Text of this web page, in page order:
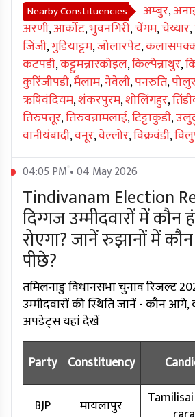
Nearby Constituencies अम्बुर,
अरणी,आर्कोट,भुवनगिरी,चेंगम,चेय्यार,
जिंजी,गुडियाट्टम,जोलारपेट,
कटपडी,कट्टुमन्नारकोइल,किल्पेन्नाथुर,
कुरिंजीपडी,मैलाम,नेवेली,पनरुति,
ऋषिवंदियम,शंकरपुरम,शोलिंगहुर,
तिरुपत्तूर,तिरुवन्नामलाई,टिट्टाकुडी,
वानीयंबादी,वनूर,वेल्लोर,विक्रवंडी,
04:05 PM • 04 May 2026
Tindivanam Election
दिग्गज उम्मीदवारों में कौन
रोएगा? जानें रुझानों में
पीछे?
तमिलनाडु विधानसभा चुनाव रिजल्ट
उम्मीदवारों की स्थिति जानें - कौन
अपडेट्स यहां देखें
Party Constituency
BJP
मायलापुर